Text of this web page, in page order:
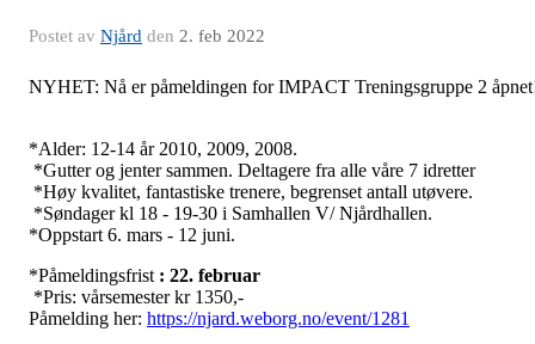
Postet av Njård den 2. feb 2022
NYHET: Nå er påmeldingen for IMPACT Treningsgruppe 2
*Alder: 12-14 år 2010, 2009, 2008.
*Gutter og jenter sammen. Deltagere fra alle våre 7 idretter
*Høy kvalitet, fantastiske trenere, begrenset antall utøvere.
*Søndager kl 18 - 19-30 i Samhallen V/ Njårdhallen.
*Oppstart 6. mars - 12 juni.
*Påmeldingsfrist : 22. februar
*Pris: vårsemester kr 1350,-
Påmelding her: https://njard.weborg.no/event/1281